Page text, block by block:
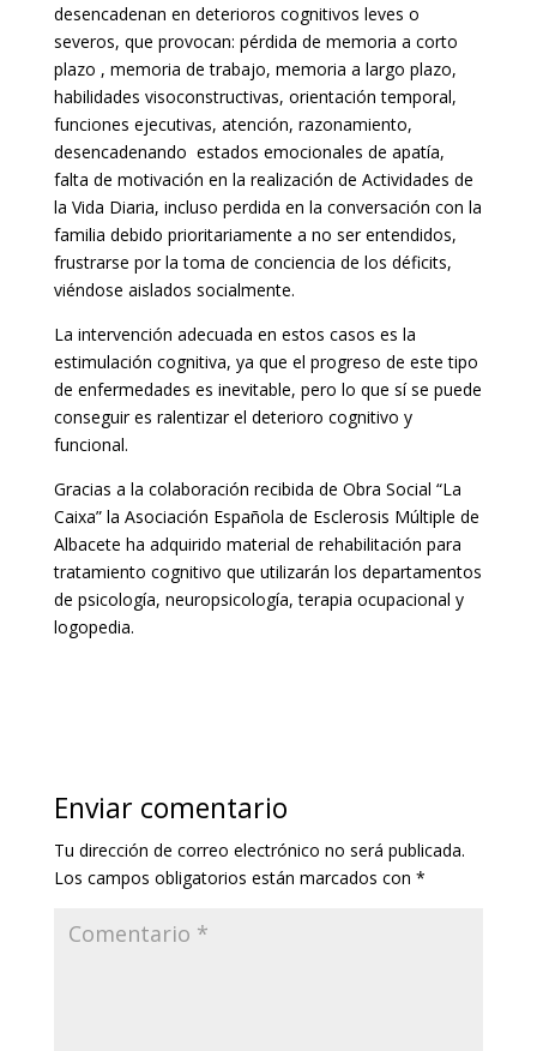
desencadenan en deterioros cognitivos leves o
severos, que provocan: pérdida de memoria a corto
plazo , memoria de trabajo, memoria a largo plazo,
habilidades visoconstructivas, orientación temporal,
funciones ejecutivas, atención, razonamiento,
desencadenando estados emocionales de apatía,
falta de motivación en la realización de Actividades de
la Vida Diaria, incluso perdida en la conversación con la
familia debido prioritariamente a no ser entendidos,
frustrarse por la toma de conciencia de los déficits,
viéndose aislados socialmente.
La intervención adecuada en estos casos es la
estimulación cognitiva, ya que el progreso de este tipo
de enfermedades es inevitable, pero lo que sí se puede
conseguir es ralentizar el deterioro cognitivo y
funcional.
Gracias a la colaboración recibida de Obra Social “La
Caixa” la Asociación Española de Esclerosis Múltiple de
Albacete ha adquirido material de rehabilitación para
tratamiento cognitivo que utilizarán los departamentos
de psicología, neuropsicología, terapia ocupacional y
logopedia.
Enviar comentario
Tu dirección de correo electrónico no será publicada.
Los campos obligatorios están marcados con *